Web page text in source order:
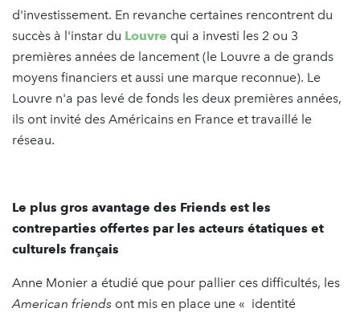
d'investissement. En revanche certaines rencontrent du
succès à l'instar du Louvre qui a investi les 2 ou 3
premières années de lancement (le Louvre a de grands
moyens financiers et aussi une marque reconnue). Le
Louvre n'a pas levé de fonds les deux premières années,
ils ont invité des Américains en France et travaillé le
réseau.
Le plus gros avantage des Friends est les
contreparties offertes par les acteurs étatiques et
culturels français
Anne Monier a étudié que pour pallier ces difficultés, les
American friends ont mis en place une « identité